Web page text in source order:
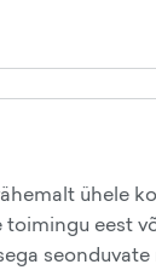
ühele
eest